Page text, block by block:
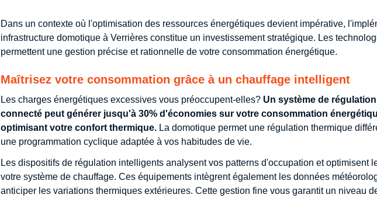
Dans un contexte où l'optimisation des ressources énergétiques devient impérative,
infrastructure domotique à Verrières constitue un investissement stratégique. Les
permettent une gestion précise et rationnelle de votre consommation énergétique.
Maîtrisez votre consommation grâce à un chauffage intelligent
Les charges énergétiques excessives vous préoccupent-elles? Un système de
connecté peut générer jusqu'à 30% d'économies sur votre consommation
optimisant votre confort thermique.La domotique permet une régulation thermique
une programmation cyclique adaptée à vos habitudes de vie.
Les dispositifs de régulation intelligents analysent vos patterns d'occupation et optimisent
votre système de chauffage. Ces équipements intègrent également les données
anticiper les variations thermiques extérieures. Cette gestion fine vous garantit un niveau